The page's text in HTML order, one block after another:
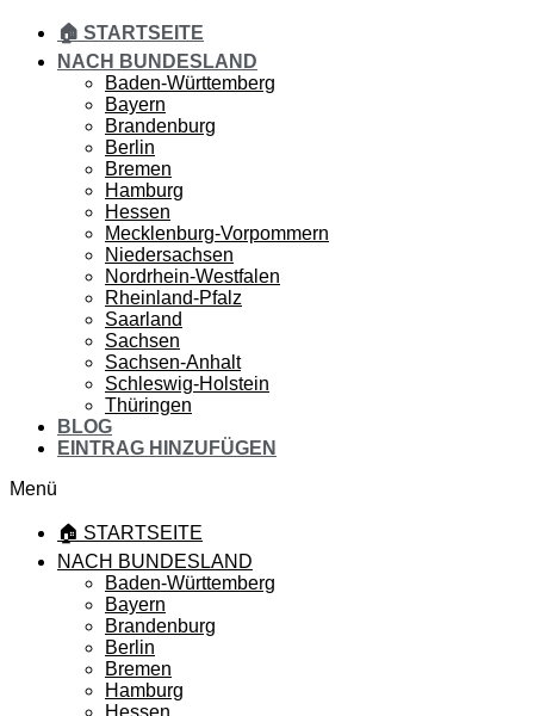
🏠 STARTSEITE
NACH BUNDESLAND
Baden-Württemberg
Bayern
Brandenburg
Berlin
Bremen
Hamburg
Hessen
Mecklenburg-Vorpommern
Niedersachsen
Nordrhein-Westfalen
Rheinland-Pfalz
Saarland
Sachsen
Sachsen-Anhalt
Schleswig-Holstein
Thüringen
BLOG
EINTRAG HINZUFÜGEN
Menü
🏠 STARTSEITE
NACH BUNDESLAND
Baden-Württemberg
Bayern
Brandenburg
Berlin
Bremen
Hamburg
Hessen